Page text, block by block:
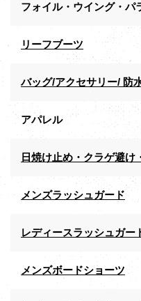
フォイル・ウイング・パ
リーフブーツ
バッグ/アクセサリー/ 防
アパレル
日焼け止め・クラゲ避け
メンズラッシュガード
レディースラッシュガー
メンズボードショーツ